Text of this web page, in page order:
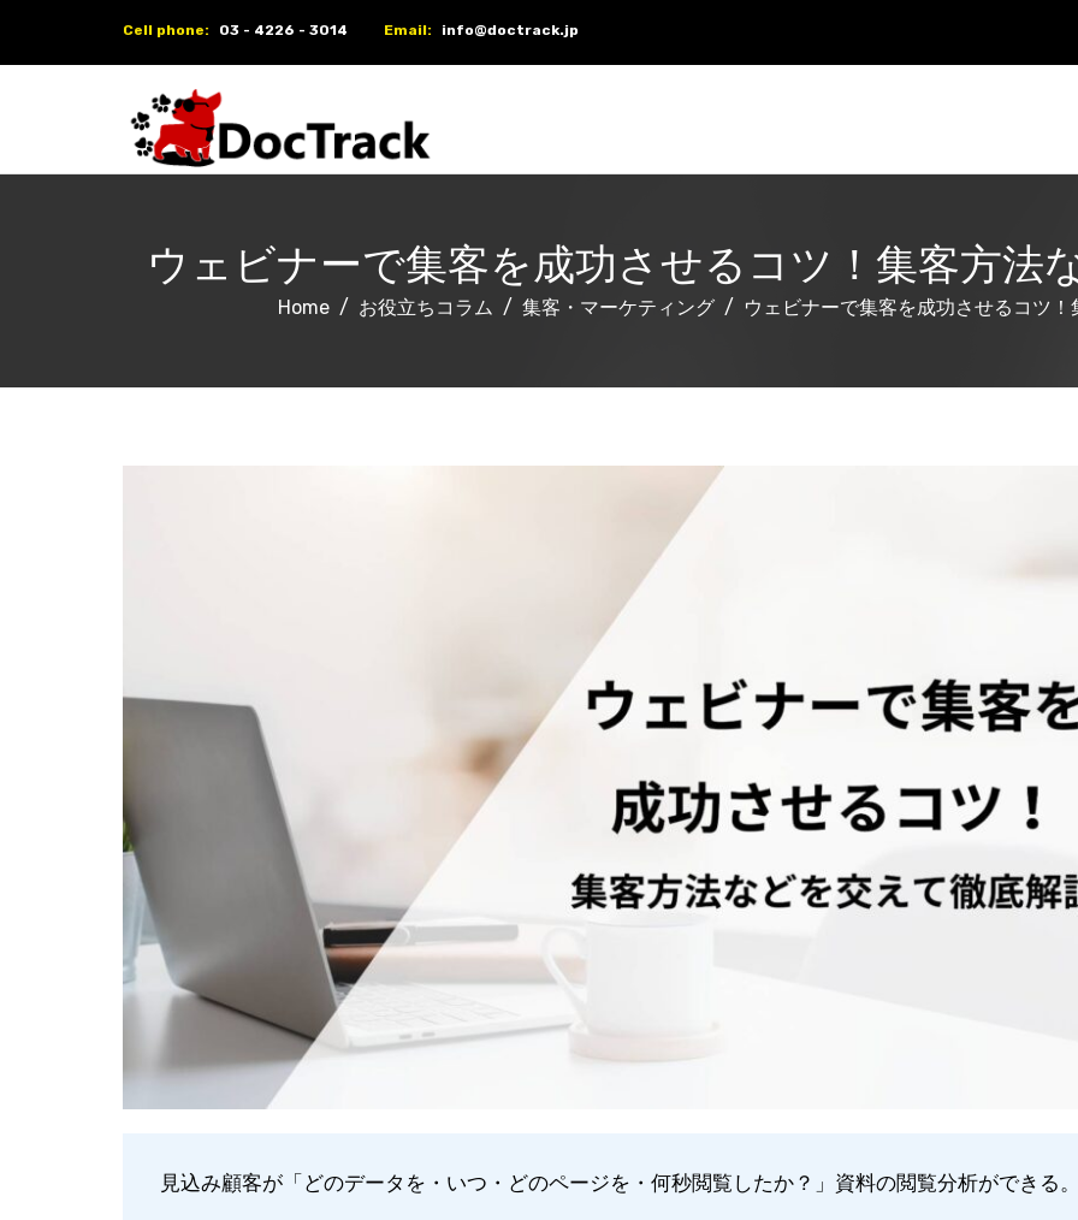
Cell phone: 03 - 4226 - 3014 Email: info@doctrack.jp
ウェビナーで集客を成功させるコツ！集客方法
Home お役立ちコラム 集客・マーケティング ウェビナーで集客を成功させるコツ
見込み顧客が「どのデータを・いつ・どのページを・何秒閲覧したか？」資料の閲覧分析ができる。